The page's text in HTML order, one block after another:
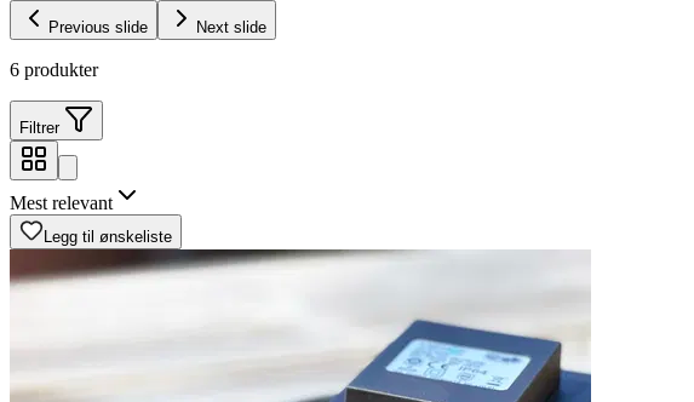
Previous slide Next slide
6 produkter
Filtrer
Mest relevant
Legg til ønskeliste